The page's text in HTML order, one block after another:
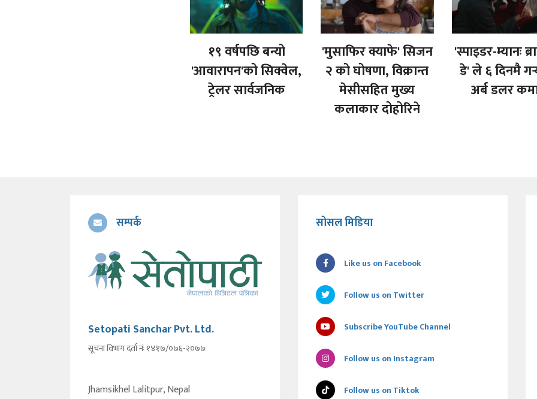
१९ वर्षपछि बन्यो
'आवारापन'को सिक्वेल,
ट्रेलर सार्वजनिक
'मुसाफिर क्याफे' सिजन
२ को घोषणा, विक्रान्त
मेसीसहित मुख्य
कलाकार दोहोरिने
'स्पाइडर-म्यानः
डे' ले ६ दिनमै
अर्ब डलर
सम्पर्क
Setopati Sanchar Pvt. Ltd.
सूचना विभाग दर्ता नंः १४१७/०७६-२०७७
Jhamsikhel Lalitpur, Nepal
सोसल मिडिया
Like us on Facebook
Follow us on Twitter
Subscribe YouTube Channel
Follow us on Instagram
Follow us on Tiktok